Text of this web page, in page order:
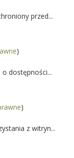
przed...
)
dostępności...
)
z witryn...